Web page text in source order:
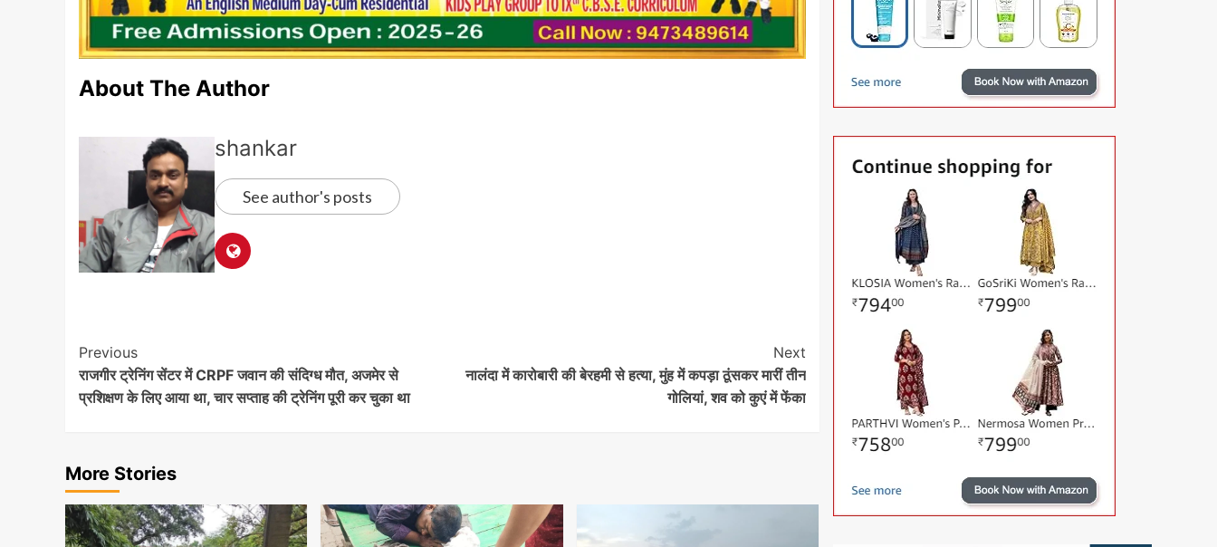
About The Author
shankar
See author's posts
Post
Navigation
Previous
राजगीर ट्रेनिंग सेंटर में CRPF जवान की संदिग्ध मौत, अजमेर से
प्रशिक्षण के लिए आया था, चार सप्ताह की ट्रेनिंग पूरी कर चुका था
Next
नालंदा में कारोबारी की बेरहमी से हत्या, मुंह में कपड़ा ठूंसकर मारीं तीन
गोलियां, शव को कुएं में फेंका
More Stories